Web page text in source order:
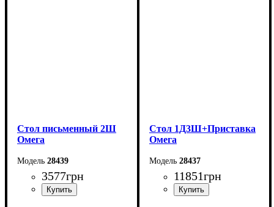
Стол письменный 2Ш
Омега
28439
3577грн
Стол 1Д3Ш+Приставка
Омега
28437
11851грн